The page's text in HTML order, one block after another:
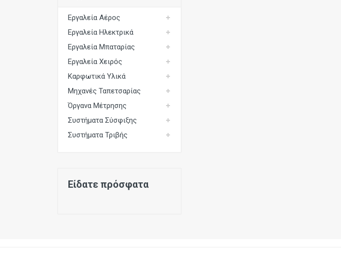
Συστήματα Σύσφιξης
Συστήματα Τριβής
Εργαλεία Αέρος
Εργαλεία Ηλεκτρικά
Εργαλεία Μπαταρίας
Εργαλεία Χειρός
Καρφωτικά Υλικά
Μηχανές Ταπετσαρίας
Όργανα Μέτρησης
Συστήματα Σύσφιξης
Συστήματα Τριβής
Είδατε πρόσφατα